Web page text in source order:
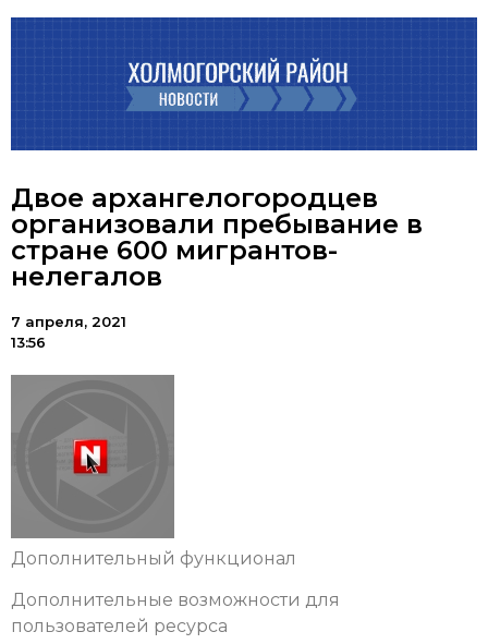
Двое архангелогородцев
организовали пребывание в
стране 600 мигрантов-
нелегалов
7 апреля, 2021
13:56
Дополнительный функционал
Дополнительные возможности для
пользователей ресурса